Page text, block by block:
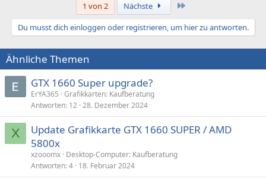
1 von 2 Nächste
Du musst dich einloggen oder registrieren, um hier zu antworten.
Ähnliche Themen
GTX 1660 Super upgrade?
ErYA365 Grafikkarten: Kaufberatung
Antworten 12 28. Dezember 2024
X
Update Grafikkarte GTX 1660 SUPER / AMD
5800x
xzooomx Desktop-Computer: Kaufberatung
Antworten 4 18. Februar 2024